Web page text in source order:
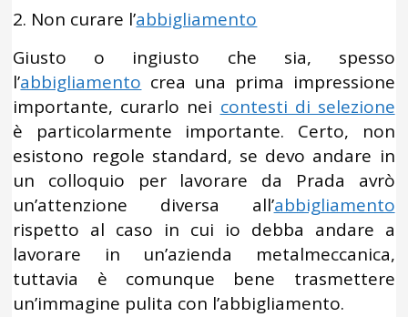
2. Non curare l’abbigliamento
Giusto o ingiusto che sia, spesso
l’abbigliamento crea una prima impressione
importante, curarlo nei contesti di selezione
è particolarmente importante. Certo, non
esistono regole standard, se devo andare in
un colloquio per lavorare da Prada avrò
un’attenzione diversa all’abbigliamento
rispetto al caso in cui io debba andare a
lavorare in un’azienda metalmeccanica,
tuttavia è comunque bene trasmettere
un’immagine pulita con l’abbigliamento.